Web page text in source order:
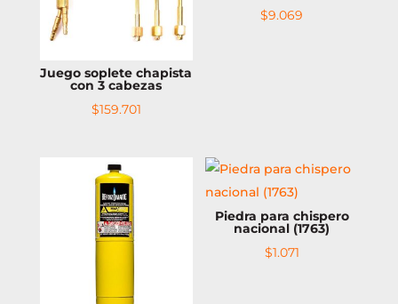
Juego soplete chapista
con 3 cabezas
$159.701
$9.069
Piedra para chispero
nacional (1763)
$1.071